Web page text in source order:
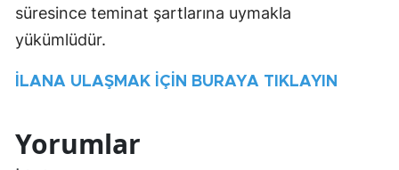
süresince teminat şartlarına uymakla
yükümlüdür.
İLANA ULAŞMAK İÇİN BURAYA TIKLAYIN
Yorumlar